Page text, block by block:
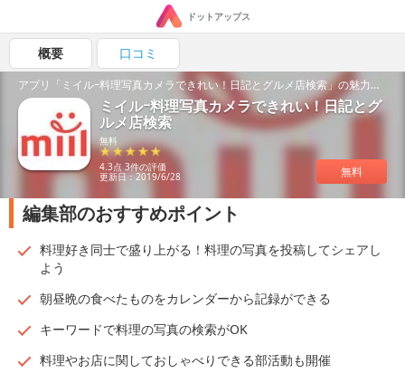
ドットアップス
概要 口コミ
アプリ「ミイルｰ料理写真カメラできれい！日記とグルメ店検索」の魅力を紹介！
ミイルｰ料理写真カメラできれい！日記とグ
ルメ店検索
無料
4.3点 3件の評価
更新日：2019/6/28 無料
編集部のおすすめポイント
料理好き同士で盛り上がる！料理の写真を投稿してシェアし
よう
朝昼晩の食べたものをカレンダーから記録ができる
キーワードで料理の写真の検索がOK
料理やお店に関しておしゃべりできる部活動も開催